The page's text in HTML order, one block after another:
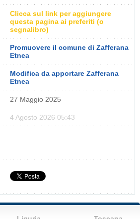
Clicca sul link per aggiungere
questa pagina ai preferiti (o
segnalibro)
Promuovere il comune di Zafferana
Etnea
Modifica da apportare Zafferana
Etnea
27 Maggio 2025
4 Agosto 2026 05:43